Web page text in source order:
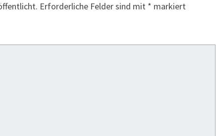
Erforderliche Felder sind mit * markiert